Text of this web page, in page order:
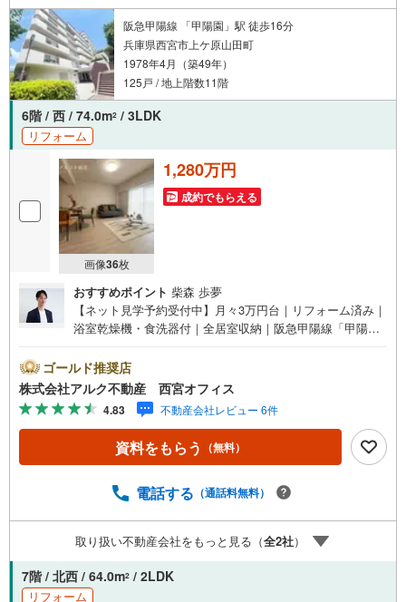
阪急甲陽線 「甲陽園」駅 徒歩16分
兵庫県西宮市上ケ原山田町
1978年4月（築49年）
125戸 / 地上階数11階
6階 / 西 / 74.0m2 / 3LDK
リフォーム
画像36枚
1,280万円
成約でもらえる
おすすめポイント 柴森 歩夢
【ネット見学予約受付中】月々3万円台｜リフォーム済み｜
浴室乾燥機・食洗器付｜全居室収納｜阪急甲陽線「甲陽園
＜水回り＞システムキッチン/ユニットバス/トイレ/洗面化
粧台＜内装＞全室クロス貼替/床貼替【 周辺環境 】■上ケ原
南小学校:徒歩7分（585m）■上ケ原中学校:徒歩10分（769
m）■コープ甲陽園:徒歩11分（857m）■セブンイレブン 西
宮上ヶ原十番町店:徒歩2分（146m）■上ヶ原病院:徒歩9分
（693m）【 アルク不動産について 】当社はJRさくら夙川
件に限らず、阪神間エリアを中心に幅広い物件をご紹介可
宅ローンに強く、事前審査のサポートや金融機関のご提
案、お客様一人ひとりに合わせた無理のない資金計画のご
提案までトータルでサポートいたします。ローンに不安の
ゴールド推奨店
株式会社アルク不動産 西宮オフィス
4.83 不動産会社レビュー 6件
資料をもらう （無料）
電話する （通話料無料）
取り扱い不動産会社をもっと見る（全2社）
7階 / 北西 / 64.0m2 / 2LDK
リフォーム